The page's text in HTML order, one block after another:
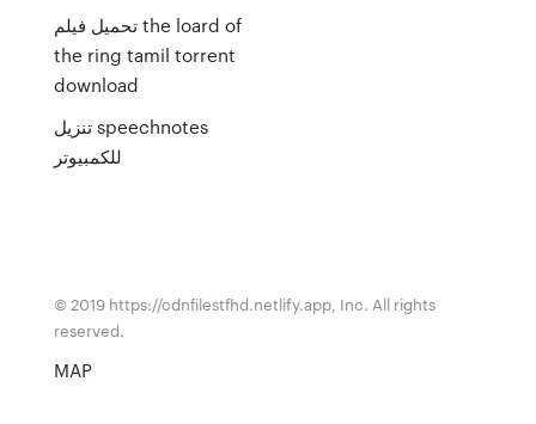
تحميل فيلم the loard of
the ring tamil torrent
download
تنزيل speechnotes
للكمبيوتر
© 2019 https://cdnfilestfhd.netlify.app, Inc. All rights
reserved.
MAP